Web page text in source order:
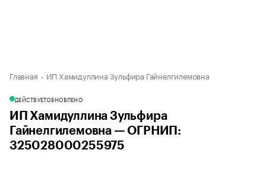
Главная ИП Хамидуллина Зульфира Гайнелгилемовна
ДЕЙСТВУЕТОБНОВЛЕНО
ИП Хамидуллина Зульфира
Гайнелгилемовна — ОГРНИП:
325028000255975